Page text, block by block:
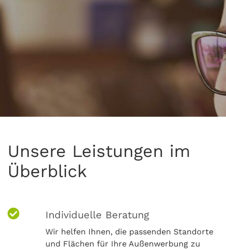
Unsere Leistungen im
Überblick
Individuelle Beratung
Wir helfen Ihnen, die passenden Standorte
und Flächen für Ihre Außenwerbung zu